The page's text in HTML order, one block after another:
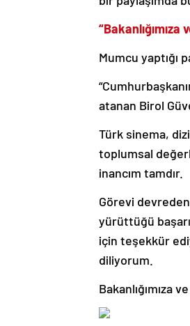
Mumcu yaptığı
atanan Birol
Türk sinema,
toplumsal
inancım tamdır.
Görevi
yürüttüğü
için teşekkür
diliyorum.
Bakanlığımıza